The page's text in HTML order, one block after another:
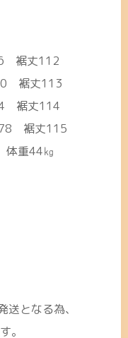
裾丈112
裾丈113
裾丈114
裾丈115
体重44㎏
となる為、
。